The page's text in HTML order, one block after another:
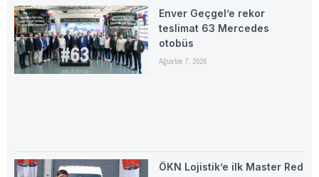
Enver Geçgel’e rekor
teslimat 63 Mercedes
otobüs
Ağustos 7, 2026
ÖKN Lojistik’e ilk Master Red